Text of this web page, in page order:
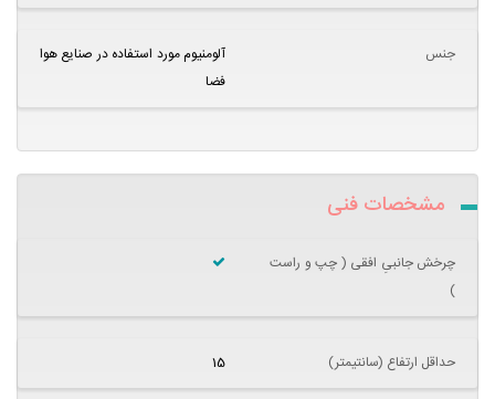
جنس
آلومنیوم مورد استفاده در صنایع هوا
فضا
مشخصات فنی
چرخش جانبیِ افقی ( چپ و راست
)
حداقل ارتفاع (سانتیمتر) 15